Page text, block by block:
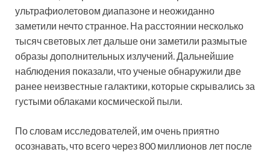
ультрафиолетовом диапазоне и неожиданно
заметили нечто странное. На расстоянии несколько
тысяч световых лет дальше они заметили размытые
образы дополнительных излучений. Дальнейшие
наблюдения показали, что ученые обнаружили две
ранее неизвестные галактики, которые скрывались за
густыми облаками космической пыли.
По словам исследователей, им очень приятно
осознавать, что всего через 800 миллионов лет после